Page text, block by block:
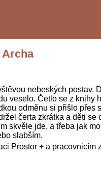
Archa
nebeských postav.
veselo. Četlo se z knihy
odměnu si přišlo přes
čerta zkrátka a děti se
skvěle jde, a třeba jak
slabším.
Prostor + a pracovnicím